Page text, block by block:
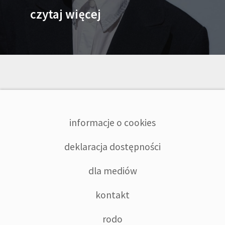
czytaj więcej
informacje o cookies
deklaracja dostępności
dla mediów
kontakt
rodo